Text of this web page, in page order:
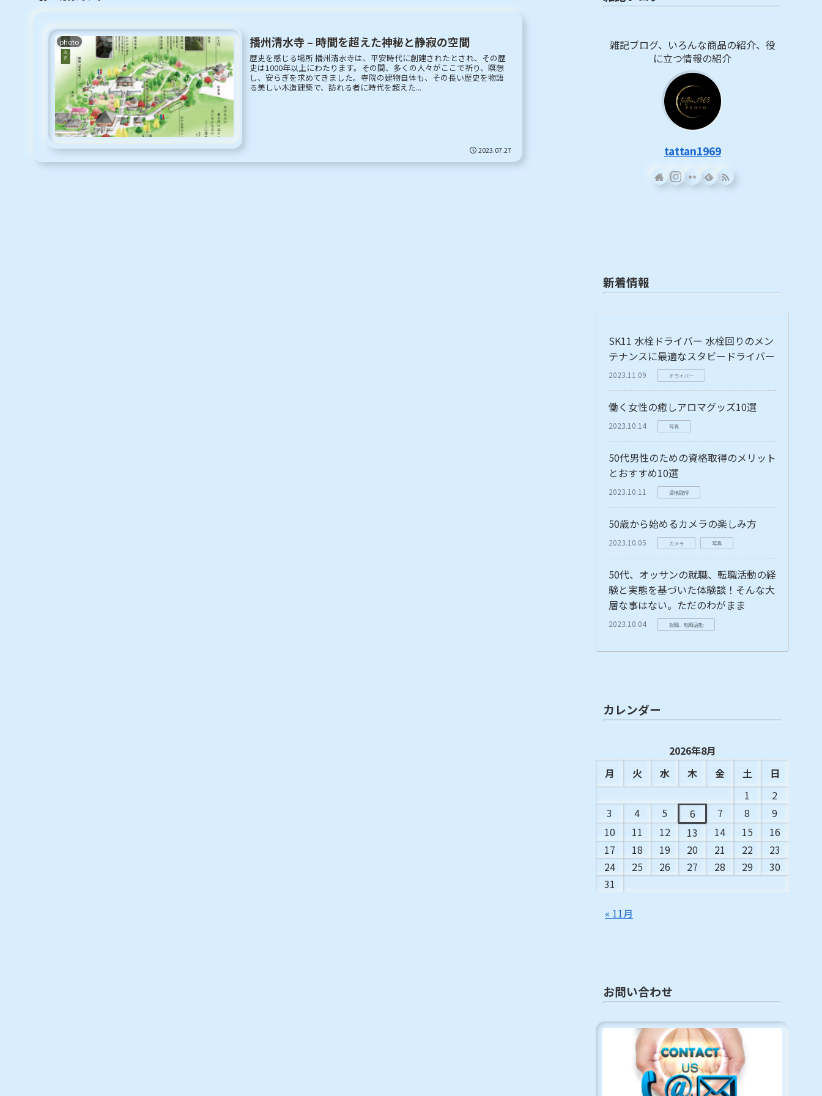
photo 播州清水寺 – 時間を超えた神秘と静寂の空間
歴史を感じる場所 播州清水寺は、平安時代に創建されたとされ、その歴
史は1000年以上にわたります。その間、多くの人々がここで祈り、瞑想
し、安らぎを求めてきました。寺院の建物自体も、その長い歴史を物語
る美しい木造建築で、訪れる者に時代を超えた...
2023.07.27
雑記ブログ、いろんな商品の紹介、役
に立つ情報の紹介
tattan1969
新着情報
SK11 水栓ドライバー 水栓回りのメン
テナンスに最適なスタビードライバー
2023.11.09 ドライバー
働く女性の癒しアロマグッズ10選
2023.10.14 写真
50代男性のための資格取得のメリット
とおすすめ10選
2023.10.11 資格取得
50歳から始めるカメラの楽しみ方
2023.10.05 カメラ 写真
50代、オッサンの就職、転職活動の経
験と実態を基づいた体験談！そんな大
層な事はない。ただのわがまま
2023.10.04 就職、転職活動
カレンダー
2026年8月
月
火 水 木 金 土
日
1
2
3
4 5 6 7 8
9
10
11 12 13 14 15
16
17
18 19 20 21 22
23
24
25 26 27 28 29
30
31
« 11月
お問い合わせ